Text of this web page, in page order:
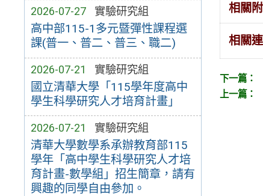
2026-07-27 實驗研究組
高中部115-1多元暨彈性課程選
課(普一、普二、普三、職二)
2026-07-21 實驗研究組
國立清華大學「115學年度高中
學生科學研究人才培育計畫」
2026-07-21 實驗研究組
清華大學數學系承辦教育部115
學年「高中學生科學研究人才培
育計畫-數學組」招生簡章，請有
興趣的同學自由參加。
相關
相關